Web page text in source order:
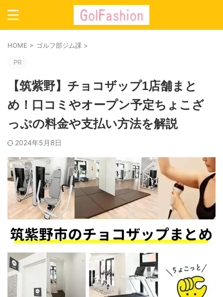
HOME > ゴルフ部ジム課 >
PR
【筑紫野】チョコザップ1店舗まと
め！口コミやオープン予定ちょこざ
っぷの料金や支払い方法を解説
2024年5月8日